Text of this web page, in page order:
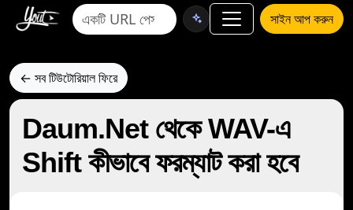
সাইন আপ করুন
← সব টিউটোরিয়াল ফিরে
Daum.Net থেকে WAV-এ
Shift কীভাবে ফরম্যাট করা হবে